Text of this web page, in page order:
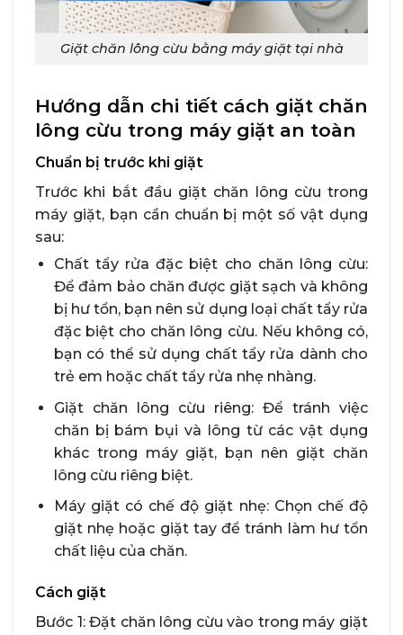
Giặt chăn lông cừu bằng máy giặt tại nhà
Hướng dẫn chi tiết cách giặt chăn
lông cừu trong máy giặt an toàn
Chuẩn bị trước khi giặt
Trước khi bắt đầu giặt chăn lông cừu trong
máy giặt, bạn cần chuẩn bị một số vật dụng
sau:
Chất tẩy rửa đặc biệt cho chăn lông cừu:
Để đảm bảo chăn được giặt sạch và không
bị hư tổn, bạn nên sử dụng loại chất tẩy rửa
đặc biệt cho chăn lông cừu. Nếu không có,
bạn có thể sử dụng chất tẩy rửa dành cho
trẻ em hoặc chất tẩy rửa nhẹ nhàng.
Giặt chăn lông cừu riêng: Để tránh việc
chăn bị bám bụi và lông từ các vật dụng
khác trong máy giặt, bạn nên giặt chăn
lông cừu riêng biệt.
Máy giặt có chế độ giặt nhẹ: Chọn chế độ
giặt nhẹ hoặc giặt tay để tránh làm hư tổn
chất liệu của chăn.
Cách giặt
Bước 1: Đặt chăn lông cừu vào trong máy giặt